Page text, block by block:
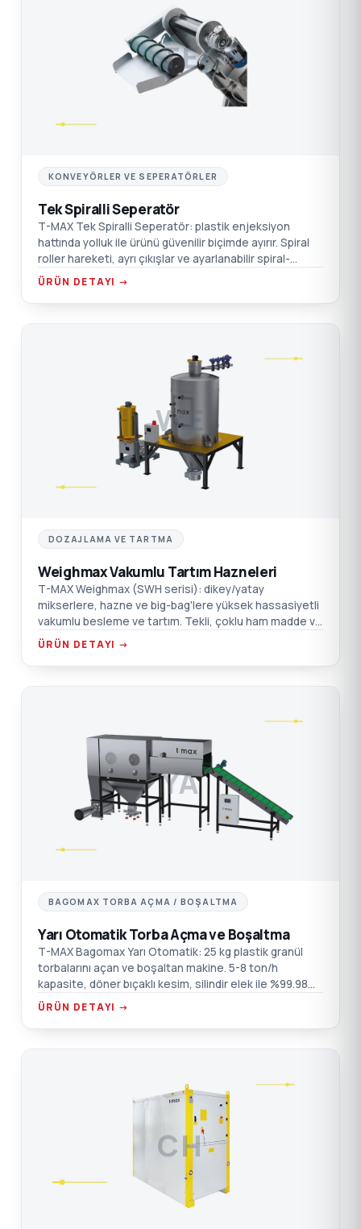
TE
KONVEYÖRLER VE SEPERATÖRLER
Tek Spiralli Seperatör
T-MAX Tek Spiralli Seperatör: plastik enjeksiyon
hattında yolluk ile ürünü güvenilir biçimde ayırır. Spiral
roller hareketi, ayrı çıkışlar ve ayarlanabilir spiral-
kaydırıcı mesafesi.
ÜRÜN DETAYI →
WE
DOZAJLAMA VE TARTMA
Weighmax Vakumlu Tartım Hazneleri
T-MAX Weighmax (SWH serisi): dikey/yatay
mikserlere, hazne ve big-bag'lere yüksek hassasiyetli
vakumlu besleme ve tartım. Tekli, çoklu ham madde ve
merkezi tartım sistemleri.
ÜRÜN DETAYI →
YA
BAGOMAX TORBA AÇMA / BOŞALTMA
Yarı Otomatik Torba Açma ve Boşaltma
T-MAX Bagomax Yarı Otomatik: 25 kg plastik granül
torbalarını açan ve boşaltan makine. 5-8 ton/h
kapasite, döner bıçaklı kesim, silindir elek ile %99.98
boşaltma verimi, AISI 304 paslanmaz, 12 inç
ÜRÜN DETAYI →
CH